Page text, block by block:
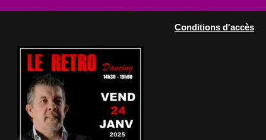
Conditions d'accès